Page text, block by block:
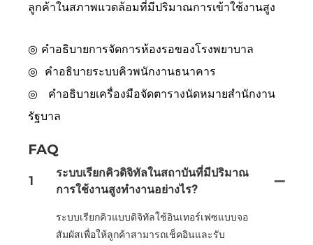
ลูกค้าในสภาพแวดล้อมที่มีปริมาณการเข้าใช้งานสูง
◎ คำอธิบายการจัดการห้องรอของโรงพยาบาล
◎
คำอธิบายระบบคิวพนักงานธนาคาร
◎
คำอธิบายเครื่องมือจัดตารางนัดหมายสำนักงาน
รัฐบาล
FAQ
1
ระบบเรียกคิวดิจิทัลในสถาบันที่มีปริมาณ
การใช้งานสูงทำงานอย่างไร?
ระบบเรียกคิวแบบดิจิทัลใช้อินเทอร์เฟซแบบจอ
สัมผัสเพื่อให้ลูกค้าสามารถเช็คอินและรับ